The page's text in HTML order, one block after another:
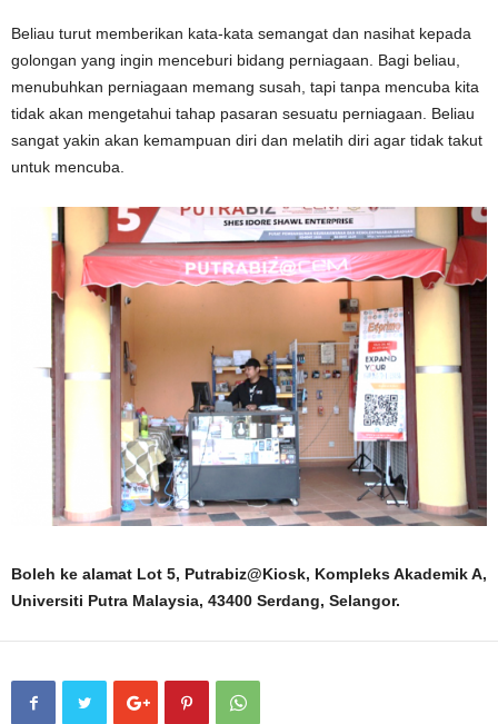
Beliau turut memberikan kata-kata semangat dan nasihat kepada
golongan yang ingin menceburi bidang perniagaan. Bagi beliau,
menubuhkan perniagaan memang susah, tapi tanpa mencuba kita
tidak akan mengetahui tahap pasaran sesuatu perniagaan. Beliau
sangat yakin akan kemampuan diri dan melatih diri agar tidak takut
untuk mencuba.
Boleh ke alamat Lot 5, Putrabiz@Kiosk, Kompleks Akademik A,
Universiti Putra Malaysia, 43400 Serdang, Selangor.